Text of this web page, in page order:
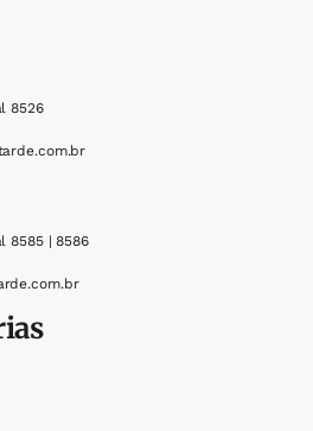
8526
8585 | 8586